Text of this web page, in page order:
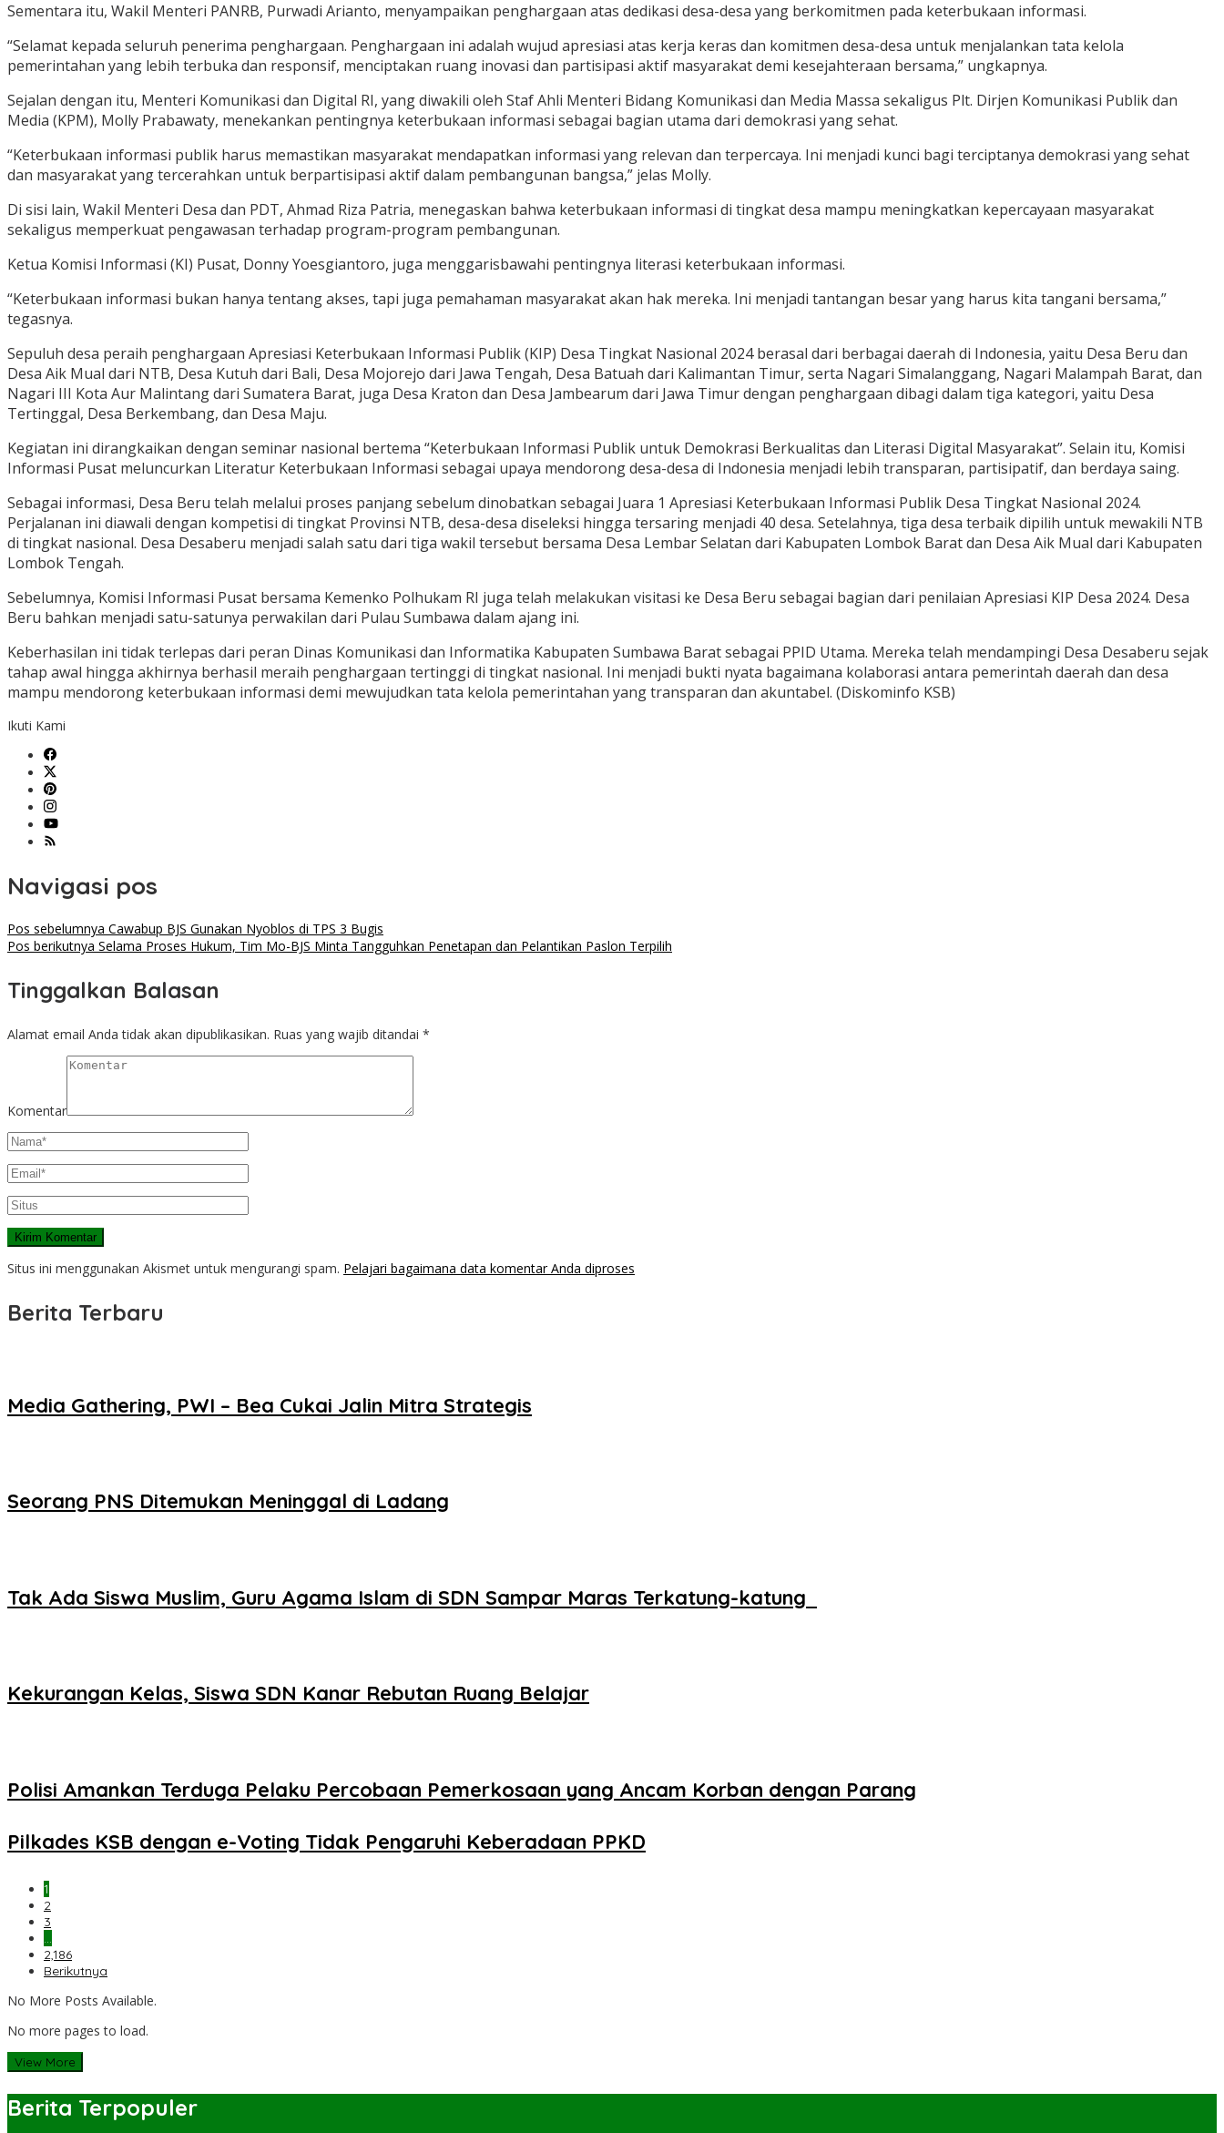
Sementara itu, Wakil Menteri PANRB, Purwadi Arianto, menyampaikan penghargaan atas dedikasi desa-desa yang berkomitmen pada keterbukaan informasi.
“Selamat kepada seluruh penerima penghargaan. Penghargaan ini adalah wujud apresiasi atas kerja keras dan komitmen desa-desa untuk menjalankan tata kelola
pemerintahan yang lebih terbuka dan responsif, menciptakan ruang inovasi dan partisipasi aktif masyarakat demi kesejahteraan bersama,” ungkapnya.
Sejalan dengan itu, Menteri Komunikasi dan Digital RI, yang diwakili oleh Staf Ahli Menteri Bidang Komunikasi dan Media Massa sekaligus Plt. Dirjen Komunikasi Publik dan
Media (KPM), Molly Prabawaty, menekankan pentingnya keterbukaan informasi sebagai bagian utama dari demokrasi yang sehat.
“Keterbukaan informasi publik harus memastikan masyarakat mendapatkan informasi yang relevan dan terpercaya. Ini menjadi kunci bagi terciptanya demokrasi yang sehat
dan masyarakat yang tercerahkan untuk berpartisipasi aktif dalam pembangunan bangsa,” jelas Molly.
Di sisi lain, Wakil Menteri Desa dan PDT, Ahmad Riza Patria, menegaskan bahwa keterbukaan informasi di tingkat desa mampu meningkatkan kepercayaan masyarakat
sekaligus memperkuat pengawasan terhadap program-program pembangunan.
Ketua Komisi Informasi (KI) Pusat, Donny Yoesgiantoro, juga menggarisbawahi pentingnya literasi keterbukaan informasi.
“Keterbukaan informasi bukan hanya tentang akses, tapi juga pemahaman masyarakat akan hak mereka. Ini menjadi tantangan besar yang harus kita tangani bersama,”
tegasnya.
Sepuluh desa peraih penghargaan Apresiasi Keterbukaan Informasi Publik (KIP) Desa Tingkat Nasional 2024 berasal dari berbagai daerah di Indonesia, yaitu Desa Beru dan
Desa Aik Mual dari NTB, Desa Kutuh dari Bali, Desa Mojorejo dari Jawa Tengah, Desa Batuah dari Kalimantan Timur, serta Nagari Simalanggang, Nagari Malampah Barat, dan
Nagari III Kota Aur Malintang dari Sumatera Barat, juga Desa Kraton dan Desa Jambearum dari Jawa Timur dengan penghargaan dibagi dalam tiga kategori, yaitu Desa
Tertinggal, Desa Berkembang, dan Desa Maju.
Kegiatan ini dirangkaikan dengan seminar nasional bertema “Keterbukaan Informasi Publik untuk Demokrasi Berkualitas dan Literasi Digital Masyarakat”. Selain itu, Komisi
Informasi Pusat meluncurkan Literatur Keterbukaan Informasi sebagai upaya mendorong desa-desa di Indonesia menjadi lebih transparan, partisipatif, dan berdaya saing.
Sebagai informasi, Desa Beru telah melalui proses panjang sebelum dinobatkan sebagai Juara 1 Apresiasi Keterbukaan Informasi Publik Desa Tingkat Nasional 2024.
Perjalanan ini diawali dengan kompetisi di tingkat Provinsi NTB, desa-desa diseleksi hingga tersaring menjadi 40 desa. Setelahnya, tiga desa terbaik dipilih untuk mewakili NTB
di tingkat nasional. Desa Desaberu menjadi salah satu dari tiga wakil tersebut bersama Desa Lembar Selatan dari Kabupaten Lombok Barat dan Desa Aik Mual dari Kabupaten
Lombok Tengah.
Sebelumnya, Komisi Informasi Pusat bersama Kemenko Polhukam RI juga telah melakukan visitasi ke Desa Beru sebagai bagian dari penilaian Apresiasi KIP Desa 2024. Desa
Beru bahkan menjadi satu-satunya perwakilan dari Pulau Sumbawa dalam ajang ini.
Keberhasilan ini tidak terlepas dari peran Dinas Komunikasi dan Informatika Kabupaten Sumbawa Barat sebagai PPID Utama. Mereka telah mendampingi Desa Desaberu sejak
tahap awal hingga akhirnya berhasil meraih penghargaan tertinggi di tingkat nasional. Ini menjadi bukti nyata bagaimana kolaborasi antara pemerintah daerah dan desa
mampu mendorong keterbukaan informasi demi mewujudkan tata kelola pemerintahan yang transparan dan akuntabel. (Diskominfo KSB)
Ikuti Kami
Navigasi pos
Pos sebelumnya Cawabup BJS Gunakan Nyoblos di TPS 3 Bugis
Pos berikutnya Selama Proses Hukum, Tim Mo-BJS Minta Tangguhkan Penetapan dan Pelantikan Paslon Terpilih
Tinggalkan Balasan
Alamat email Anda tidak akan dipublikasikan. Ruas yang wajib ditandai *
Komentar
Situs ini menggunakan Akismet untuk mengurangi spam. Pelajari bagaimana data komentar Anda diproses
Berita Terbaru
Media Gathering, PWI – Bea Cukai Jalin Mitra Strategis
Seorang PNS Ditemukan Meninggal di Ladang
Tak Ada Siswa Muslim, Guru Agama Islam di SDN Sampar Maras Terkatung-katung ‎
Kekurangan Kelas, Siswa SDN Kanar Rebutan Ruang Belajar
Polisi Amankan Terduga Pelaku Percobaan Pemerkosaan yang Ancam Korban dengan Parang
Pilkades KSB dengan e-Voting Tidak Pengaruhi Keberadaan PPKD
1
2
3
…
2,186
Berikutnya
No More Posts Available.
No more pages to load.
View More
Berita Terpopuler